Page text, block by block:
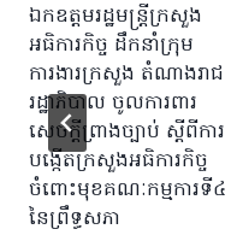
ឯកឧត្តមរដ្ឋមន្រ្តីក្រសួង
អធិការកិច្ច ដឹកនាំក្រុម
ការងារក្រសួង តំណាងរាជ
រដ្ឋាភិបាល ចូលការពារ
សេចក្តីព្រាងច្បាប់ ស្តីពីការ
បង្កើតក្រសួងអធិការកិច្ច
ចំពោះមុខគណៈកម្មការទី៤
នៃព្រឹទ្ធសភា